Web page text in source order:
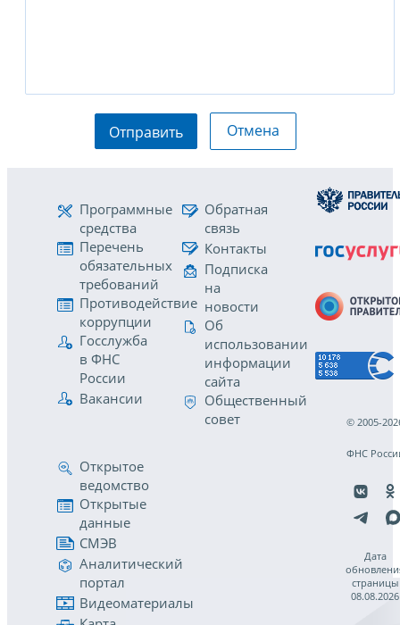
Отправить Отмена
Программные
средства
Перечень
обязательных
требований
Противодействие
коррупции
Госслужба
в ФНС
России
Вакансии
Обратная
связь
Контакты
Подписка
на
новости
Об
использовании
информации
сайта
Общественный
совет
Открытое
ведомство
Открытые
данные
СМЭВ
Аналитический
портал
Видеоматериалы
© 2005-
ФНС
Дата
страницы
08.08.2026